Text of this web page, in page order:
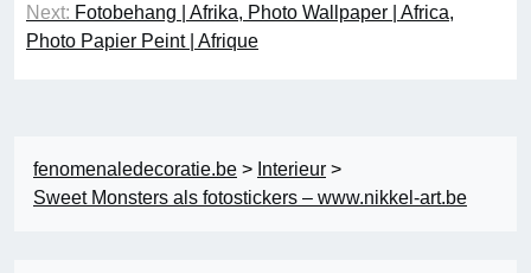
Next: Fotobehang | Afrika, Photo Wallpaper | Africa,
Photo Papier Peint | Afrique
fenomenaledecoratie.be > Interieur >
Sweet Monsters als fotostickers – www.nikkel-art.be